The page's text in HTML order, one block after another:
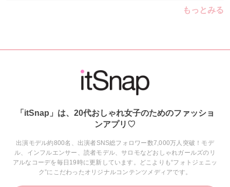
もっとみる
「itSnap」は、20代おしゃれ女子のためのファッショ
ンアプリ♡
出演モデル約800名、出演者SNS総フォロワー数7,000万人突破！モデ
ル、インフルエンサー、読者モデル、サロモなどおしゃれガールズのリ
アルなコーデを毎日19時に更新しています。どこよりも“フォトジェニッ
ク”にこだわったオリジナルコンテンツメディアです。